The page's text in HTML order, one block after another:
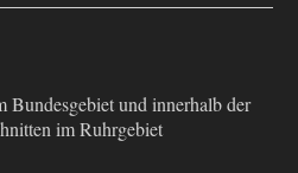
Bundesgebiet und innerhalb der
im Ruhrgebiet